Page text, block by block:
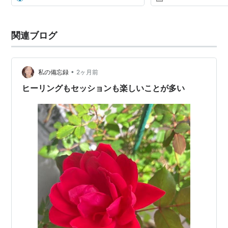
関連ブログ
私の備忘録 • 2ヶ月前
ヒーリングもセッションも楽しいことが多い